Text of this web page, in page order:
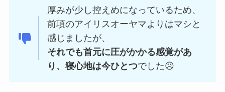
厚みが少し控えめになっているため、
前項のアイリスオーヤマよりはマシと
感じましたが、
それでも首元に圧がかかる感覚があ
り、寝心地は今ひとつでした😥